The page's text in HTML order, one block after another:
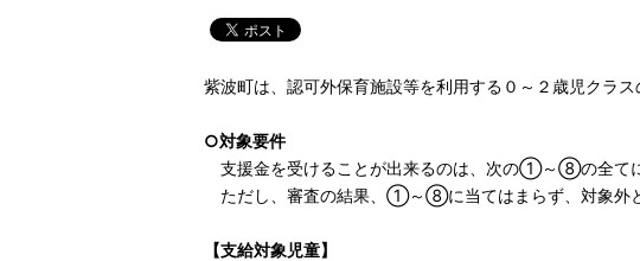
紫波町は、認可外保育施設等を利用する０～２歳児クラ
○対象要件
支援金を受けることが出来るのは、次の①～⑧の全てに
ただし、審査の結果、①～⑧に当てはまらず、対象外と
【支給対象児童】